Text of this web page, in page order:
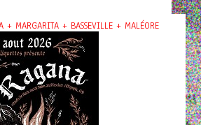
MARGARITA + BASSEVILLE + MALÉORE